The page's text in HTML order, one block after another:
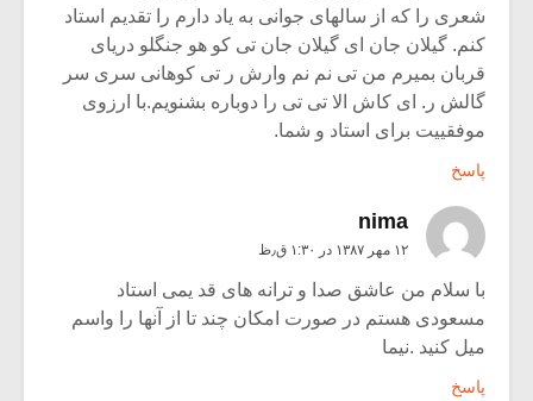
شعری را که از سالهای جوانی به یاد دارم را تقدیم استاد
کنم. گیلان جان ای گیلان جان تی کو هو جنگلو دریای
قربان بمیرم من تی نم نم وارش ر تی کوهانی سری سر
گالش ر. ای کاش الا تی تی را دوباره بشنویم.با ارزوی
موفقییت برای استاد و شما.
پاسخ
nima
۱۲ مهر ۱۳۸۷ در ۱:۳۰ ق٫ظ
با سلام من عاشق صدا و ترانه های قد یمی استاد
مسعودی هستم در صورت امکان چند تا از آنها را واسم
میل کنید .نیما
پاسخ